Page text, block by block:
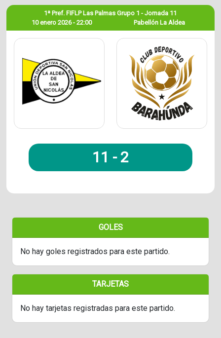
10 enero 2026 - 22:00
1ª Pref. FIFLP Las Palmas Grupo 1 - Jornada 11
Pabellón La Aldea
11 - 2
GOLES
No hay goles registrados para este partido.
TARJETAS
No hay tarjetas registradas para este partido.